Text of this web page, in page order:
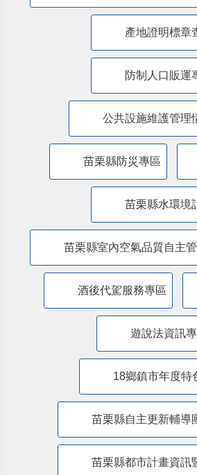
產地證明標章
防制人口販運
公共設施維護管理
苗栗縣防災專區
苗栗縣水環境
苗栗縣室內空氣品質自主
酒後代駕服務專區
遊說法資訊
18鄉鎮市年度特
苗栗縣自主更新輔導
苗栗縣都市計畫資訊